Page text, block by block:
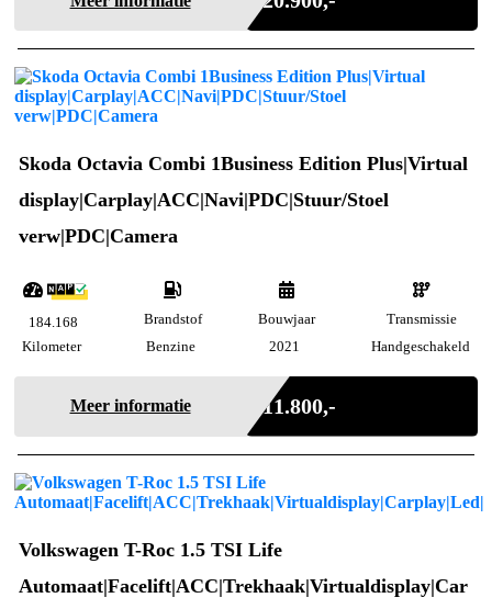
Skoda Octavia Combi 1Business Edition Plus|Virtual
display|Carplay|ACC|Navi|PDC|Stuur/Stoel
verw|PDC|Camera
184.168
Kilometer
Brandstof
Benzine
Bouwjaar
2021
Transmissie
Handgeschakeld
Meer informatie € 11.800,-
Volkswagen T-Roc 1.5 TSI Life
Automaat|Facelift|ACC|Trekhaak|Virtualdisplay|Car